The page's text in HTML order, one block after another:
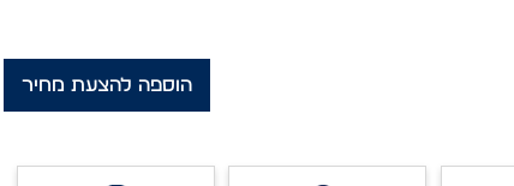
הוספה להצעת מחיר